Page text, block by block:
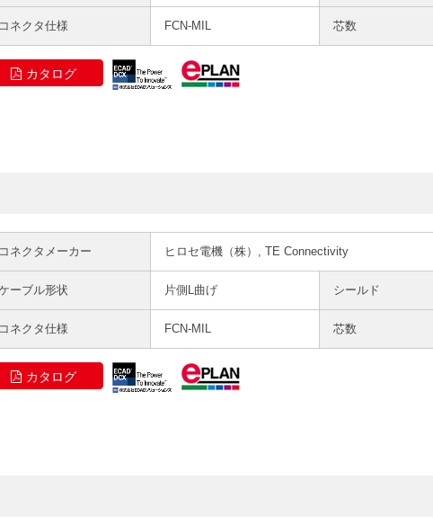
コネクタ仕様 FCN-MIL 芯数
カタログ
コネクタメーカー ヒロセ電機（株）, TE Connectivity
ーブル形状 片側L曲げ シールド
コネクタ仕様 FCN-MIL 芯数
カタログ